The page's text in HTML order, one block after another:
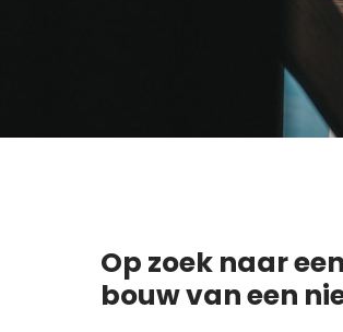
Op zoek naar
bouw van een